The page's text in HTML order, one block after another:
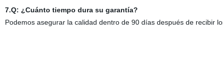
7.Q: ¿Cuánto tiempo dura su garantía?
Podemos asegurar la calidad dentro de 90 días después de recibir